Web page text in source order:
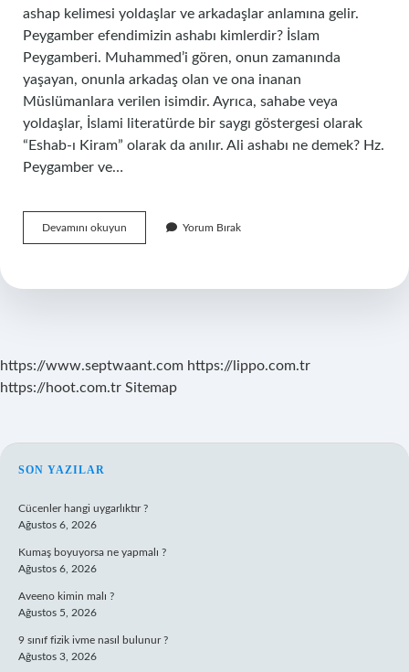
ashap kelimesi yoldaşlar ve arkadaşlar anlamına gelir.
Peygamber efendimizin ashabı kimlerdir? İslam
Peygamberi. Muhammed’i gören, onun zamanında
yaşayan, onunla arkadaş olan ve ona inanan
Müslümanlara verilen isimdir. Ayrıca, sahabe veya
yoldaşlar, İslami literatürde bir saygı göstergesi olarak
“Eshab-ı Kiram” olarak da anılır. Ali ashabı ne demek? Hz.
Peygamber ve…
Devamını okuyun
Anlamı
Yorum Bırak
https://www.septwaant.com https://lippo.com.tr
https://hoot.com.tr Sitemap
SIDEBAR
SON YAZILAR
Cücenler hangi uygarlıktır ?
Ağustos 6, 2026
Kumaş boyuyorsa ne yapmalı ?
Ağustos 6, 2026
Aveeno kimin malı ?
Ağustos 5, 2026
9 sınıf fizik ivme nasıl bulunur ?
Ağustos 3, 2026